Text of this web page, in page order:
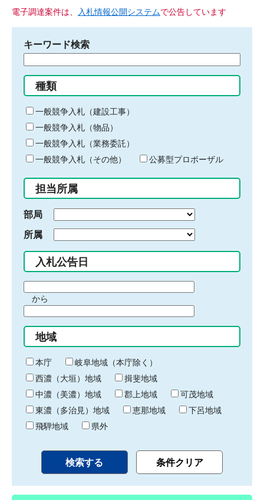
電子調達案件は、 入札情報公開システムで公告しています
キーワード検索
る
キ
ー
ワ
ー
ド
入
力
種類
一般競争入札（建設工事）
一般競争入札（物品）
一般競争入札（業務委託）
一般競争入札（その他）
公募型プロポーザル
担当所属
部局
所属
入札公告日
間
始
り
から
間
終
わ
り
地域
本庁
岐阜地域（本庁除く）
西濃（大垣）地域
揖斐地域
中濃（美濃）地域
郡上地域
可茂地域
東濃（多治見）地域
恵那地域
下呂地域
飛騨地域
県外